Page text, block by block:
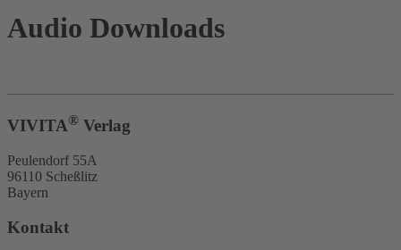
Audio Downloads
VIVITA® Verlag
Peulendorf 55A
96110 Scheßlitz
Bayern
Kontakt